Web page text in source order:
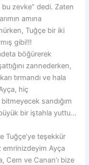
bu zevke” dedi. Zaten
amına
Tuğçe bir iki
gibi!!!
böğürerek
zannederken,
tırmandı ve hala
hiç
sandığım
bir iştahla yuttu…
Tuğçe’ye teşekkür
emrinizdeyim Ayça
Cem ve Canan’ı bize